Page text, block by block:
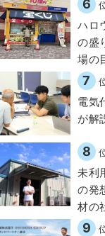
6
ハロ
の盛
場の
7
電気
が解
8
未利
の発
材の
9